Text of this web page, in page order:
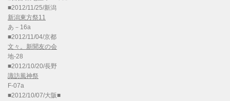
■2012/11/25/新潟
新潟東方祭11
あ－16a
■2012/11/04/京都
文々。新聞友の会
地-28
■2012/10/20/長野
諏訪風神祭
F-07a
■2012/10/07/大阪■